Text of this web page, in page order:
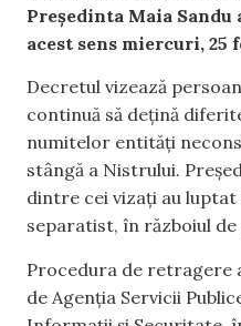
Președinta Maia Sandu
acest sens miercuri, 25
Decretul vizează
continuă să dețină
numitelor entități
stângă a Nistrului.
dintre cei vizați au
separatist, în războiul
Procedura de retragere
de Agenția Servicii